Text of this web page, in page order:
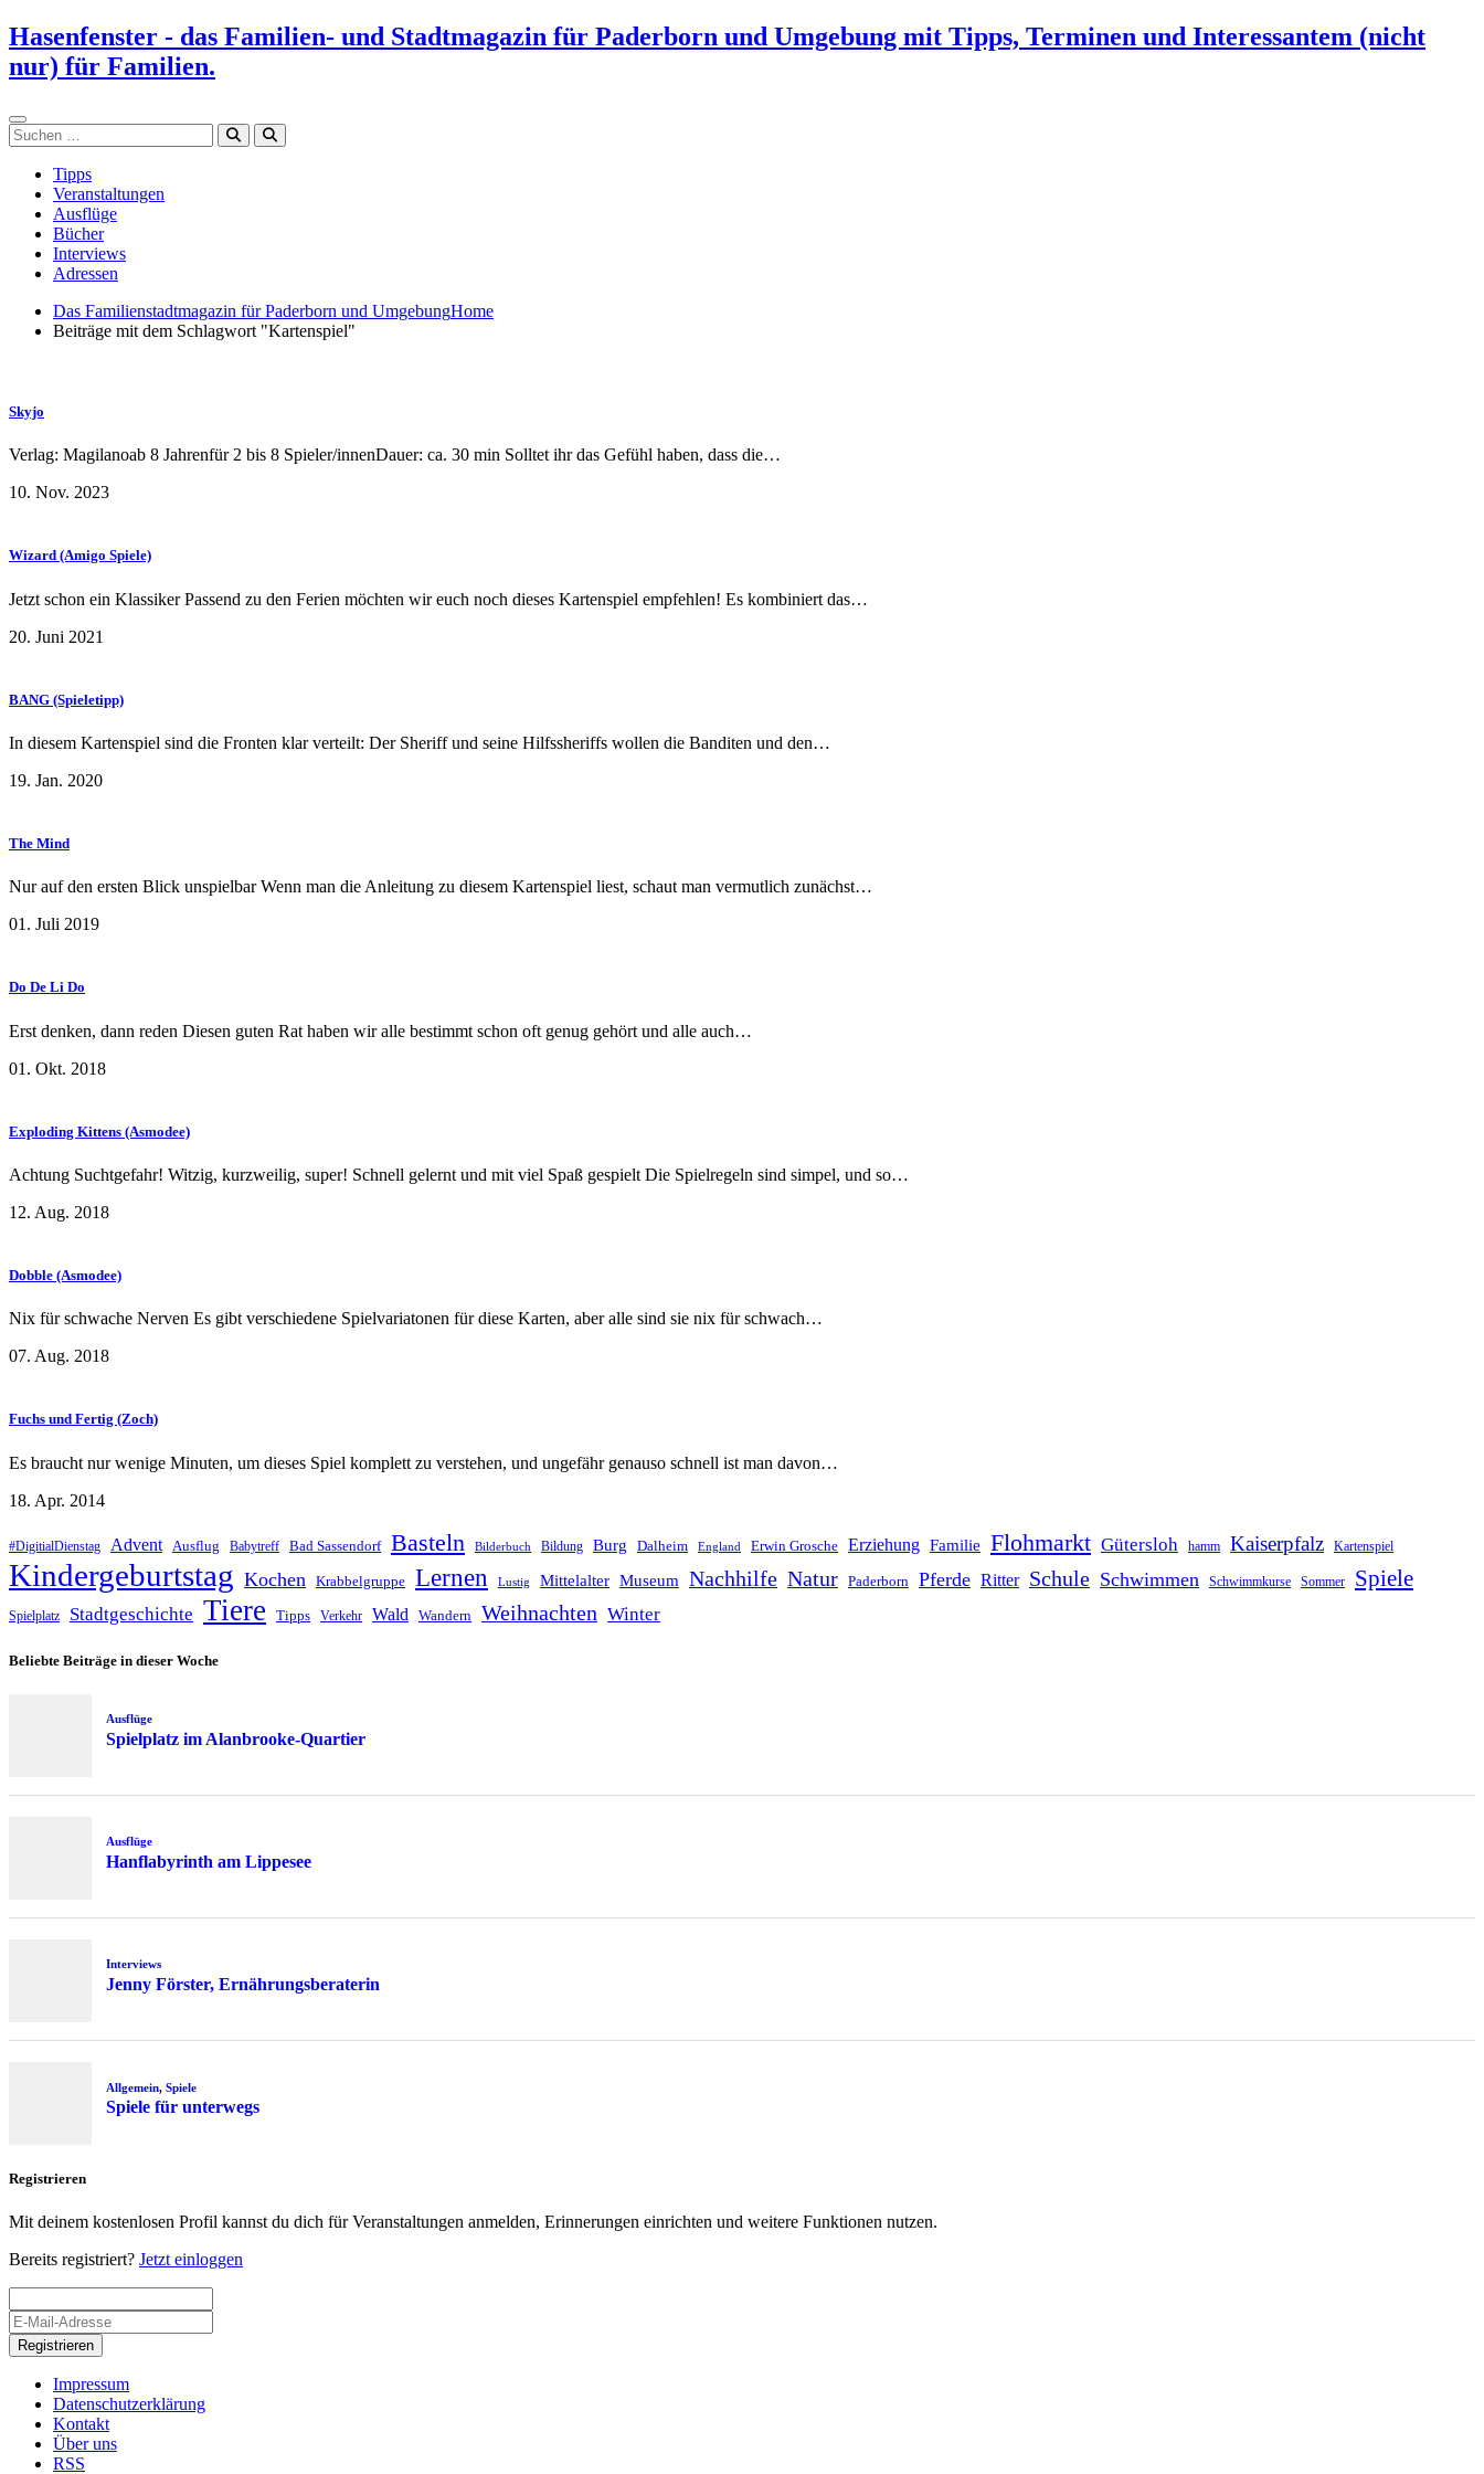
Zum
Inhalt
springen
Hasenfenster - das Familien- und Stadtmagazin für Paderborn und Umgebung mit Tipps, Terminen und Interessantem (nicht
nur) für Familien.
Suchen
Tipps
Veranstaltungen
Ausflüge
Bücher
Interviews
Adressen
Das Familienstadtmagazin für Paderborn und UmgebungHome
Beiträge mit dem Schlagwort "Kartenspiel"
Skyjo
Verlag: Magilanoab 8 Jahrenfür 2 bis 8 Spieler/innenDauer: ca. 30 min Solltet ihr das Gefühl haben, dass die…
10. Nov. 2023
Wizard (Amigo Spiele)
Jetzt schon ein Klassiker Passend zu den Ferien möchten wir euch noch dieses Kartenspiel empfehlen! Es kombiniert das…
20. Juni 2021
BANG (Spieletipp)
In diesem Kartenspiel sind die Fronten klar verteilt: Der Sheriff und seine Hilfssheriffs wollen die Banditen und den…
19. Jan. 2020
The Mind
Nur auf den ersten Blick unspielbar Wenn man die Anleitung zu diesem Kartenspiel liest, schaut man vermutlich zunächst…
01. Juli 2019
Do De Li Do
Erst denken, dann reden Diesen guten Rat haben wir alle bestimmt schon oft genug gehört und alle auch…
01. Okt. 2018
Exploding Kittens (Asmodee)
Achtung Suchtgefahr! Witzig, kurzweilig, super! Schnell gelernt und mit viel Spaß gespielt Die Spielregeln sind simpel, und so…
12. Aug. 2018
Dobble (Asmodee)
Nix für schwache Nerven Es gibt verschiedene Spielvariatonen für diese Karten, aber alle sind sie nix für schwach…
07. Aug. 2018
Fuchs und Fertig (Zoch)
Es braucht nur wenige Minuten, um dieses Spiel komplett zu verstehen, und ungefähr genauso schnell ist man davon…
18. Apr. 2014
#DigitialDienstag Advent Ausflug Babytreff Bad Sassendorf Basteln Bilderbuch Bildung Burg Dalheim England Erwin Grosche Erziehung Familie Flohmarkt Gütersloh hamm Kaiserpfalz Kartenspiel
Kindergeburtstag Kochen Krabbelgruppe Lernen Lustig Mittelalter Museum Nachhilfe Natur Paderborn Pferde Ritter Schule Schwimmen Schwimmkurse Sommer Spiele
Spielplatz Stadtgeschichte Tiere Tipps Verkehr Wald Wandern Weihnachten Winter
Beliebte Beiträge in dieser Woche
Ausflüge
Spielplatz im Alanbrooke-Quartier
Ausflüge
Hanflabyrinth am Lippesee
Interviews
Jenny Förster, Ernährungsberaterin
Allgemein, Spiele
Spiele für unterwegs
Registrieren
Mit deinem kostenlosen Profil kannst du dich für Veranstaltungen anmelden, Erinnerungen einrichten und weitere Funktionen nutzen.
Bereits registriert? Jetzt einloggen
Registrieren
Impressum
Datenschutzerklärung
Kontakt
Über uns
RSS